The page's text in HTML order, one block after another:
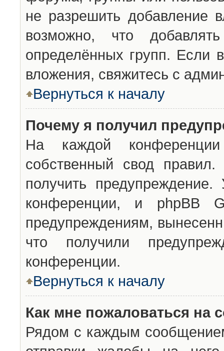
не разрешить добавление
возможно, что
определённых групп. Если
вложения, свяжитесь с
Вернуться к началу
Почему я получил
На каждой конференции
собственный свод
получить
конференции, и phpBB
предупреждениям,
что получили
конференции.
Вернуться к началу
Как мне пожаловаться на
Рядом с каждым